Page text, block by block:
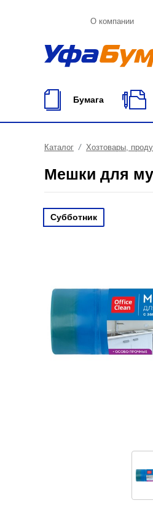
О компании
Бумага
Каталог Хозтовары,
Мешки для
Субботник